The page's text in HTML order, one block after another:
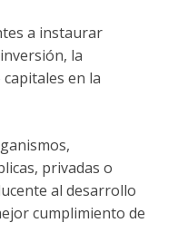
a instaurar
la
en la
privadas o
al desarrollo
cumplimiento de